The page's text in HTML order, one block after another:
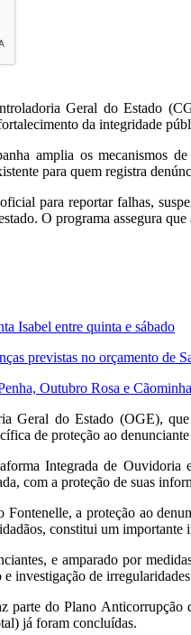
Geral do Estado
da integridade
amplia os mecanismos
para quem registra
para reportar falhas,
O programa assegura
Isabel entre quinta e sábado
previstas no orçamento de
Outubro Rosa e
Geral do Estado (OGE),
de proteção ao
Integrada de Ouvidoria
com a proteção de suas
Fontenelle, a proteção ao
constitui um importante
e amparado por
investigação de
parte do Plano
já foram concluídas.